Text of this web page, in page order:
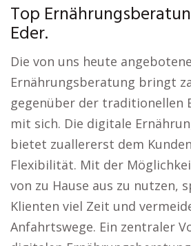
Top
Eder.
Die von uns heute
Ernährungsberatung bringt
gegenüber der traditionellen
mit sich. Die digitale
bietet zuallererst dem
Flexibilität. Mit der
von zu Hause aus zu nutzen,
Klienten viel Zeit und
Anfahrtswege. Ein zentraler